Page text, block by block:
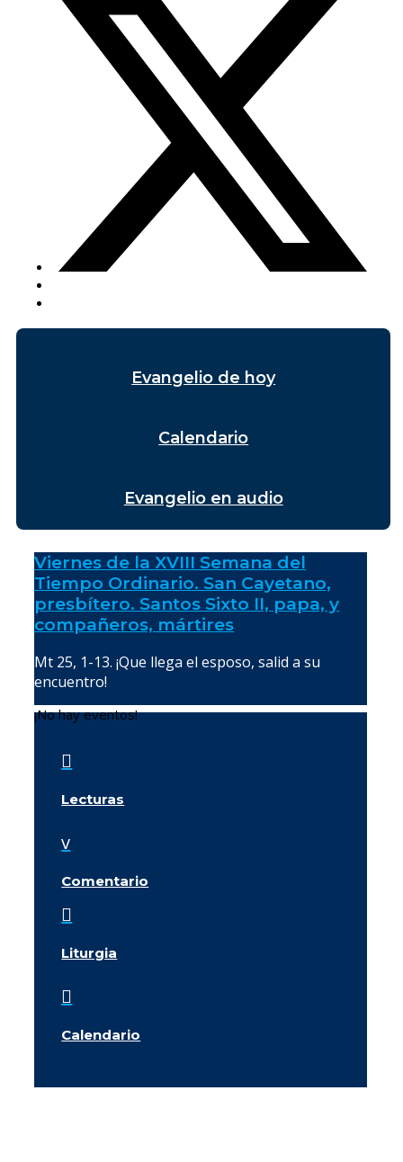
Evangelio de hoy
Calendario
Evangelio en audio
Viernes de la XVIII Semana del
Tiempo Ordinario. San Cayetano,
presbítero. Santos Sixto II, papa, y
compañeros, mártires
Mt 25, 1-13. ¡Que llega el esposo, salid a su
encuentro!
¡No hay eventos!

Lecturas
v
Comentario

Liturgia

Calendario